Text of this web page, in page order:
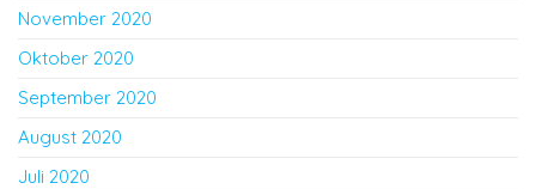
November 2020
Oktober 2020
September 2020
August 2020
Juli 2020